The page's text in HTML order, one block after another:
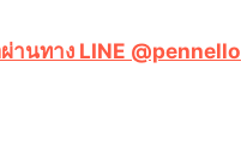
านทาง LINE @pennello